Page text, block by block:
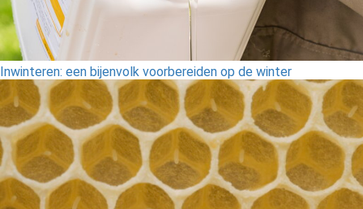
Inwinteren: een bijenvolk voorbereiden op de winter